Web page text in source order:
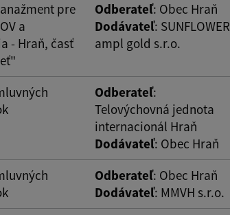
pre
a
- Hraň, časť
Odberateľ: Obec Hraň
Dodávateľ: SUNFLOWER
ampl gold s.r.o.
Odberateľ:
Telovýchovná jednota
internacionál Hraň
Dodávateľ: Obec Hraň
Odberateľ: Obec Hraň
Dodávateľ: MMVH s.r.o.